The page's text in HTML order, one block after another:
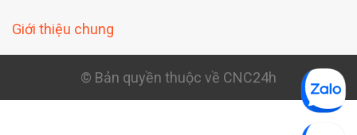
Giới thiệu chung
© Bản quyền thuộc về CNC24h